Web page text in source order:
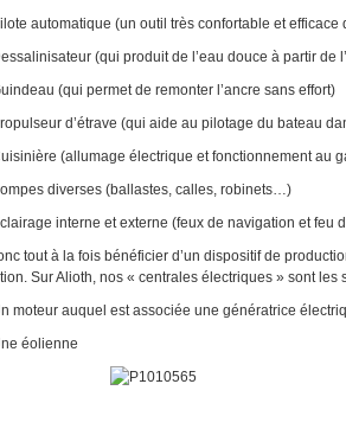
(un outil très confortable et efficace
(qui produit de l’eau douce à partir de
(qui permet de remonter l’ancre sans effort)
d’étrave (qui aide au pilotage du bateau
(allumage électrique et fonctionnement au
diverses (ballastes, calles, robinets…)
interne et externe (feux de navigation et feu
tout à la fois bénéficier d’un dispositif de
Sur Alioth, nos « centrales électriques » sont les
auquel est associée une génératrice